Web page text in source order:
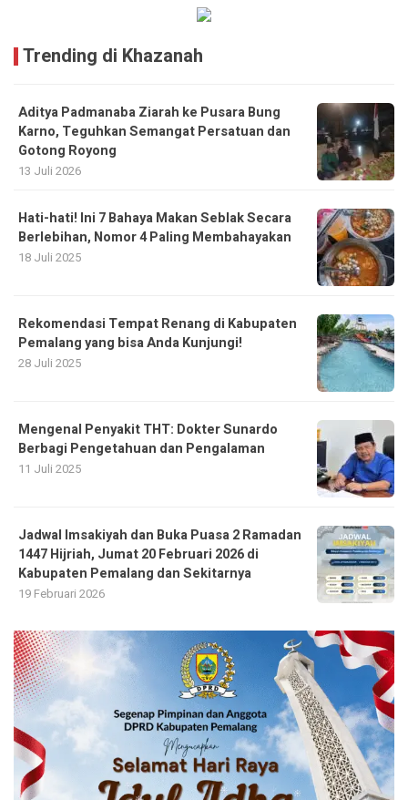
Trending di Khazanah
​Aditya Padmanaba Ziarah ke Pusara Bung
Karno, Teguhkan Semangat Persatuan dan
Gotong Royong
13 Juli 2026
Hati-hati! Ini 7 Bahaya Makan Seblak Secara
Berlebihan, Nomor 4 Paling Membahayakan
18 Juli 2025
Rekomendasi Tempat Renang di Kabupaten
Pemalang yang bisa Anda Kunjungi!
28 Juli 2025
Mengenal Penyakit THT: Dokter Sunardo
Berbagi Pengetahuan dan Pengalaman
11 Juli 2025
Jadwal Imsakiyah dan Buka Puasa 2 Ramadan
1447 Hijriah, Jumat 20 Februari 2026 di
Kabupaten Pemalang dan Sekitarnya
19 Februari 2026